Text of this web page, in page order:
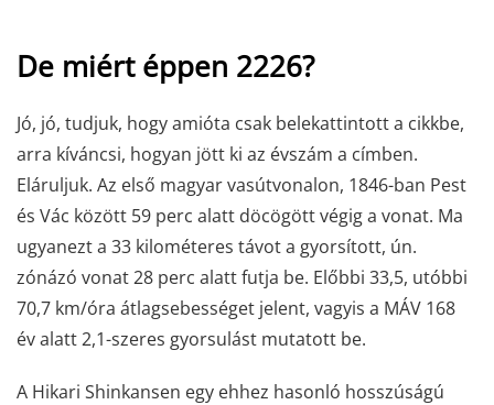
De miért éppen 2226?
Jó, jó, tudjuk, hogy amióta csak belekattintott a cikkbe,
arra kíváncsi, hogyan jött ki az évszám a címben.
Eláruljuk. Az első magyar vasútvonalon, 1846-ban Pest
és Vác között 59 perc alatt döcögött végig a vonat. Ma
ugyanezt a 33 kilométeres távot a gyorsított, ún.
zónázó vonat 28 perc alatt futja be. Előbbi 33,5, utóbbi
70,7 km/óra átlagsebességet jelent, vagyis a MÁV 168
év alatt 2,1-szeres gyorsulást mutatott be.
A Hikari Shinkansen egy ehhez hasonló hosszúságú